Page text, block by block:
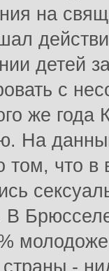
на
детей
с
же года
На
том, что в
В
страны -